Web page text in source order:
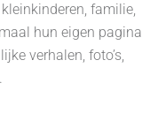
familie,
hun eigen pagina
verhalen, foto’s,